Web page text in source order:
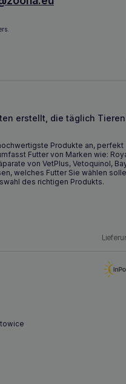
erstellt, die täglich Tieren
Produkte an, perfekt
Futter von Marken wie:
von VetPlus, Vetoquinol,
welches Futter Sie wählen
des richtigen Produkts.